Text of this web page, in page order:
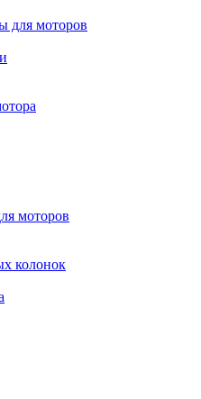
для моторов
моторов
колонок